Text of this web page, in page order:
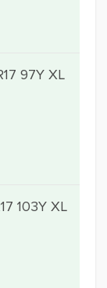
97Y XL
103Y XL